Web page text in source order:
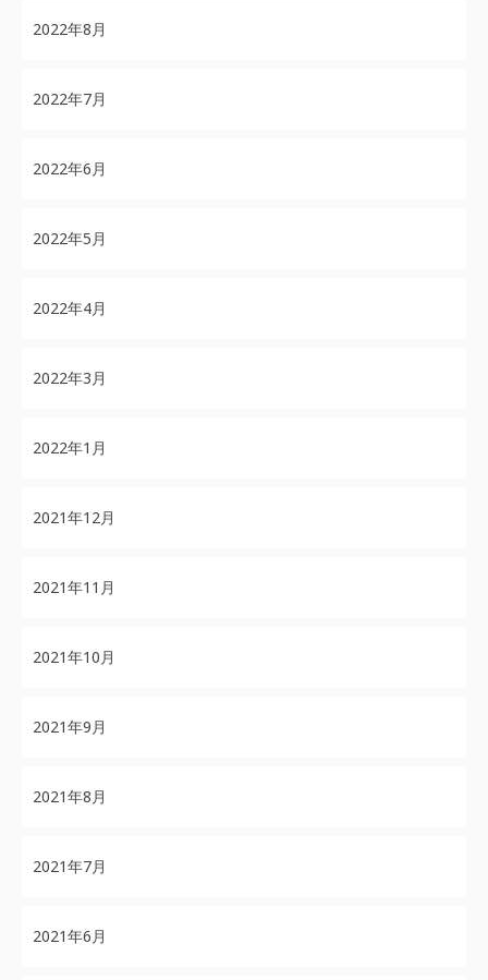
2022年8月
2022年7月
2022年6月
2022年5月
2022年4月
2022年3月
2022年1月
2021年12月
2021年11月
2021年10月
2021年9月
2021年8月
2021年7月
2021年6月